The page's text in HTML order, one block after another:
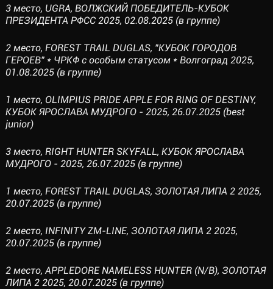
3 место, UGRA, ВОЛЖСКИЙ ПОБЕДИТЕЛЬ-КУБОК
ПРЕЗИДЕНТА РФСС 2025, 02.08.2025 (в группе)
2 место, FOREST TRAIL DUGLAS, "КУБОК ГОРОДОВ
ГЕРОЕВ" * ЧРКФ с особым статусом * Волгоград 2025,
01.08.2025 (в группе)
1 место, OLIMPIUS PRIDE APPLE FOR RING OF DESTINY,
КУБОК ЯРОСЛАВА МУДРОГО - 2025, 26.07.2025 (best
junior)
3 место, RIGHT HUNTER SKYFALL, КУБОК ЯРОСЛАВА
МУДРОГО - 2025, 26.07.2025 (в группе)
1 место, FOREST TRAIL DUGLAS, ЗОЛОТАЯ ЛИПА 2 2025,
20.07.2025 (в группе)
2 место, INFINITY ZM-LINE, ЗОЛОТАЯ ЛИПА 2 2025,
20.07.2025 (в группе)
2 место, АРРLEDORE NAMELESS HUNTER (N/B), ЗОЛОТАЯ
ЛИПА 2 2025, 20.07.2025 (в группе)